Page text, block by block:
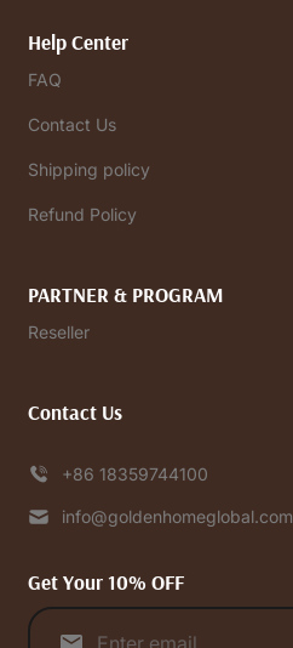
Help Center
FAQ
Contact Us
Shipping policy
Refund Policy
PARTNER & PROGRAM
Reseller
Contact Us
+86 18359744100
info@goldenhomeglobal.com
Get Your 10% OFF